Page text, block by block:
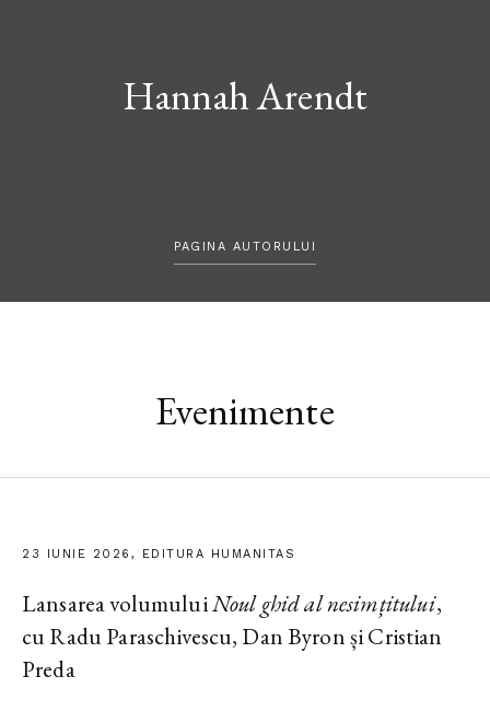
Hannah Arendt
PAGINA AUTORULUI
Evenimente
23 IUNIE 2026, EDITURA HUMANITAS
Lansarea volumuluiNoul ghid al nesimțitului,
cu Radu Paraschivescu, Dan Byron și Cristian
Preda